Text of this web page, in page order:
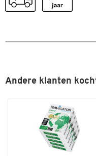
Andere klanten